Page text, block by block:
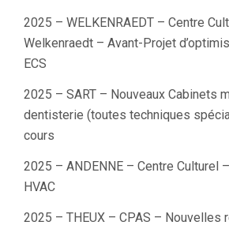
2025 – WELKENRAEDT – Centre
Welkenraedt – Avant-Projet
ECS
2025 – SART – Nouveaux Cabinets
dentisterie (toutes techniques
cours
2025 – ANDENNE – Centre Culturel
HVAC
2025 – THEUX – CPAS – Nouvelles